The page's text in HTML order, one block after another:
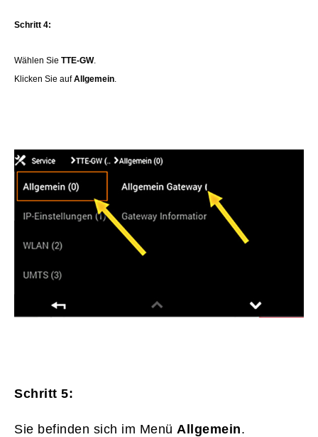
Schritt 4:
Wählen Sie TTE-GW.
Klicken Sie auf Allgemein.
Schritt 5:
Sie befinden sich im Menü Allgemein.